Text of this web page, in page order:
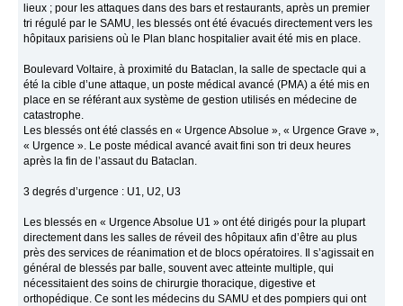
lieux ; pour les attaques dans des bars et restaurants, après un premier
tri régulé par le SAMU, les blessés ont été évacués directement vers les
hôpitaux parisiens où le Plan blanc hospitalier avait été mis en place.
Boulevard Voltaire, à proximité du Bataclan, la salle de spectacle qui a
été la cible d’une attaque, un poste médical avancé (PMA) a été mis en
place en se référant aux système de gestion utilisés en médecine de
catastrophe.
Les blessés ont été classés en « Urgence Absolue », « Urgence Grave »,
« Urgence ». Le poste médical avancé avait fini son tri deux heures
après la fin de l’assaut du Bataclan.
3 degrés d’urgence : U1, U2, U3
Les blessés en « Urgence Absolue U1 » ont été dirigés pour la plupart
directement dans les salles de réveil des hôpitaux afin d’être au plus
près des services de réanimation et de blocs opératoires. Il s’agissait en
général de blessés par balle, souvent avec atteinte multiple, qui
nécessitaient des soins de chirurgie thoracique, digestive et
orthopédique. Ce sont les médecins du SAMU et des pompiers qui ont